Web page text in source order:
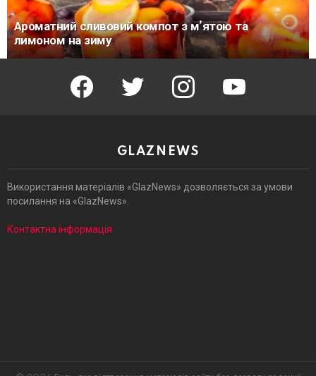
Ароматний сливовий компот з м’ятою та
лимоном на зиму
facebook twitter instagram youtube
GLAZNEWS
Використання матеріалів «GlazNews» дозволяється за умови
посилання на «GlazNews».
Контактна інформація